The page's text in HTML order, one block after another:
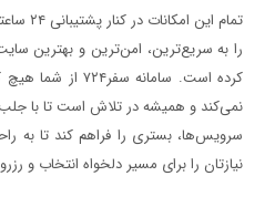
تمام
را به سریع‌ترین، امن‌ترین و بهترین
کرده است. سامانه
نمی‌کند و همیشه در تلاش است تا با جلب
سرویس‌ها، بستری را فراهم کند تا به
نیازتان را برای مسیر دلخواه انتخاب و